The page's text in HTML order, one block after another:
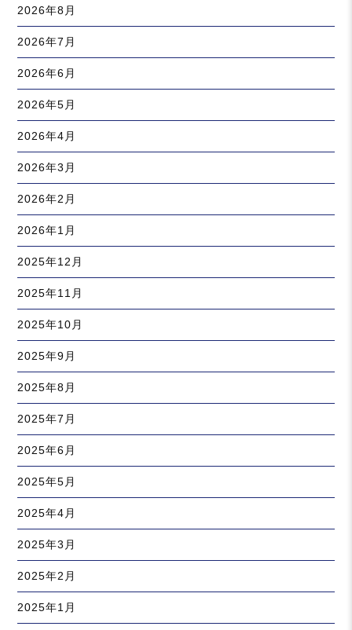
2026年8月
2026年7月
2026年6月
2026年5月
2026年4月
2026年3月
2026年2月
2026年1月
2025年12月
2025年11月
2025年10月
2025年9月
2025年8月
2025年7月
2025年6月
2025年5月
2025年4月
2025年3月
2025年2月
2025年1月